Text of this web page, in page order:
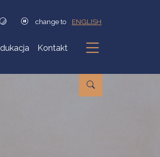
change to ENGLISH
Kontakt
Podmenu